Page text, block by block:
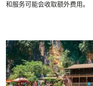
和服务可能会收取额外费用。